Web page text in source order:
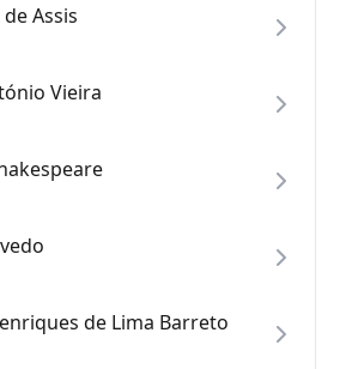
Assis
Vieira
de Lima Barreto